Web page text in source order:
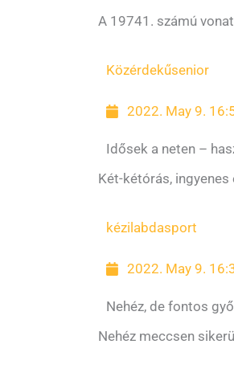
A 19741. számú
Közérdekűsenior
2022. May 9.
Idősek a neten –
Két-kétórás,
kézilabdasport
2022. May 9.
Nehéz, de fontos
Nehéz meccsen